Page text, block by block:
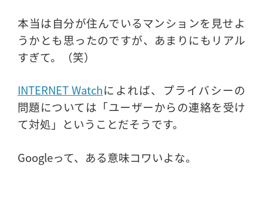
本当は自分が住んでいるマンションを見せよ
うかとも思ったのですが、あまりにもリアル
すぎて。（笑）
INTERNET Watchによれば、プライバシーの
問題については「ユーザーからの連絡を受け
て対処」ということだそうです。
Googleって、ある意味コワいよな。